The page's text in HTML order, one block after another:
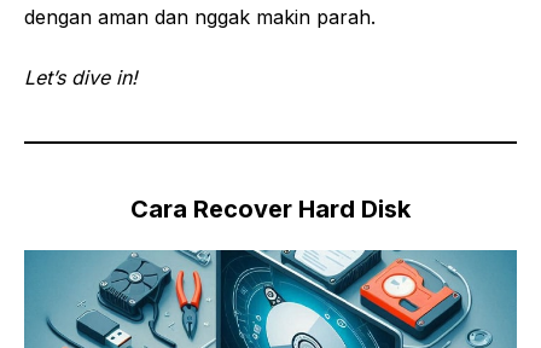
dengan aman dan nggak makin parah.
Let’s dive in!
Cara Recover Hard Disk